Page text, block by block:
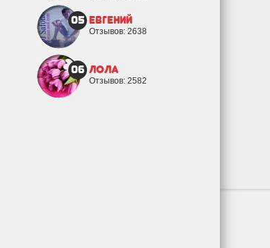
05 евгений
Отзывов: 2638
06 Лола
Отзывов: 2582